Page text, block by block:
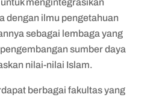
mengintegrasikan
dengan ilmu pengetahuan
sebagai lembaga yang
sumber daya
nilai-nilai Islam.
berbagai fakultas yang